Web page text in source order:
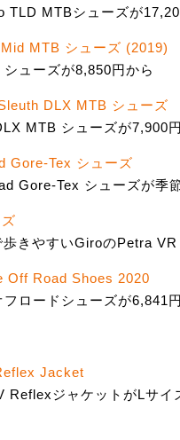
TLD MTBシューズが
MTB シューズ (2019)
ューズが8,850円から
DLX MTB シューズ
MTB シューズが7,900
Gore-Tex シューズ
Gore-Tex シューズが季
歩きやすいGiroのPetra
Off Road Shoes 2020
ロードシューズが6,841
Jacket
ReflexジャケットがLサイ